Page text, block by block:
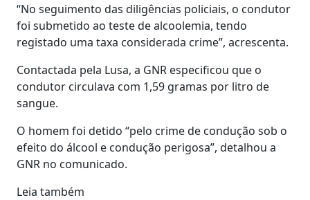
“No seguimento das diligências policiais, o condutor
foi submetido ao teste de alcoolemia, tendo
registado uma taxa considerada crime”, acrescenta.
Contactada pela Lusa, a GNR especificou que o
condutor circulava com 1,59 gramas por litro de
sangue.
O homem foi detido “pelo crime de condução sob o
efeito do álcool e condução perigosa”, detalhou a
GNR no comunicado.
Leia também